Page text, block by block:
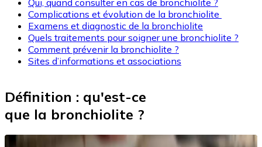
Qui, quand consulter en cas de bronchiolite ?
Complications et évolution de la bronchiolite
Examens et diagnostic de la bronchiolite
Quels traitements pour soigner une bronchiolite ?
Comment prévenir la bronchiolite ?
Sites d’informations et associations
Définition : qu'est-ce
que la bronchiolite ?